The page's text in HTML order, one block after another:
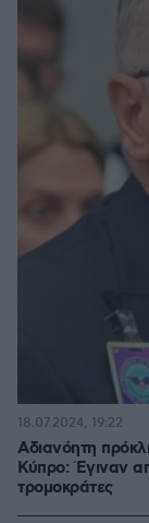
Αδιανόητη
Κύπρο: Έγιναν
τρομοκράτες
18.07.2024, 19:22